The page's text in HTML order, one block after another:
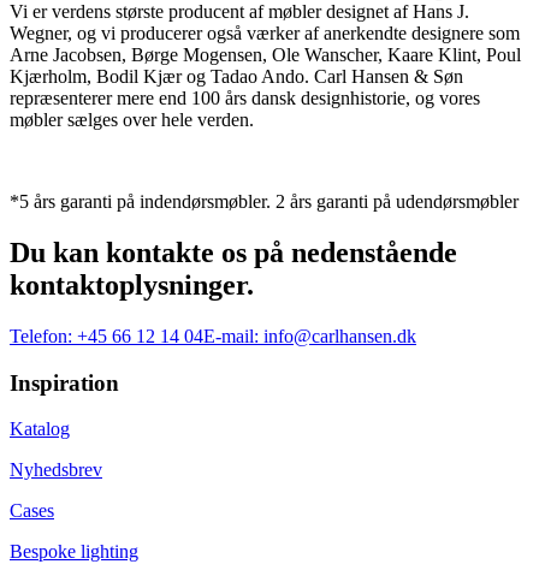
Vi er verdens største producent af møbler designet af Hans J.
Wegner, og vi producerer også værker af anerkendte designere som
Arne Jacobsen, Børge Mogensen, Ole Wanscher, Kaare Klint, Poul
Kjærholm, Bodil Kjær og Tadao Ando. Carl Hansen & Søn
repræsenterer mere end 100 års dansk designhistorie, og vores
møbler sælges over hele verden.
*5 års garanti på indendørsmøbler. 2 års garanti på udendørsmøbler
Du kan kontakte os på nedenstående
kontaktoplysninger.
Telefon: +45 66 12 14 04E-mail: info@carlhansen.dk
Inspiration
Katalog
Nyhedsbrev
Cases
Bespoke lighting